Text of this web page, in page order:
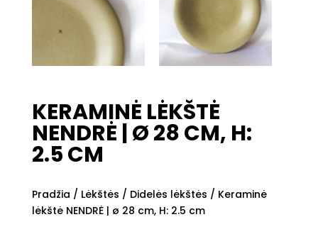
KERAMINĖ LĖKŠTĖ
NENDRĖ | Ø 28 CM, H:
2.5 CM
Pradžia / Lėkštės / Didelės lėkštės / Keraminė
lėkštė NENDRĖ | ø 28 cm, H: 2.5 cm